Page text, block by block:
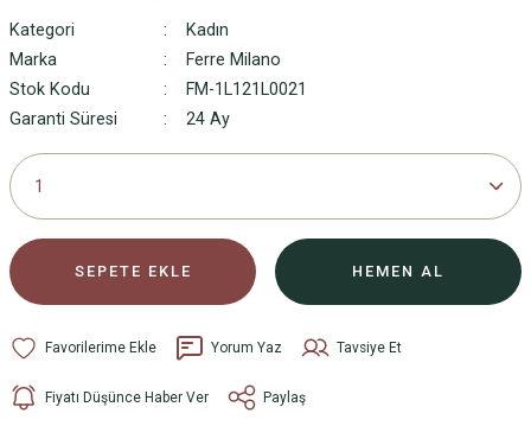
Kategori
Kadın
Marka
Ferre Milano
Stok Kodu
FM-1L121L0021
Garanti Süresi
24 Ay
SEPETE EKLE HEMEN AL
Yorum Yaz Tavsiye Et
Fiyatı Düşünce Haber Ver Paylaş